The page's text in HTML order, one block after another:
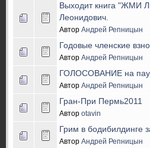
Выходит книга "ЖМИ
Леонидович.
Автор Андрей Репницын
Годовые членские
Автор Андрей Репницын
ГОЛОСОВАНИЕ на
Автор Андрей Репницын
Гран-При Пермь2011
Автор otavin
Грим в бодибилдинге
Автор Андрей Репницын